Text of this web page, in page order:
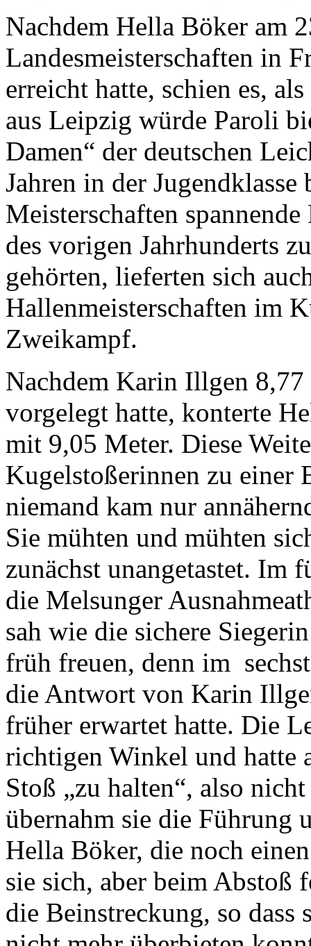
Nachdem Hella Böker am
Landesmeisterschaften in
erreicht hatte, schien es,
aus Leipzig würde Paroli
Damen“ der deutschen
Jahren in der
Meisterschaften
des vorigen Jahrhunderts
gehörten, lieferten sich
Hallenmeisterschaften im
Zweikampf.
Nachdem Karin Illgen
vorgelegt hatte, konterte
mit 9,05 Meter. Diese
Kugelstoßerinnen zu einer
niemand kam nur
Sie mühten und mühten
zunächst unangetastet. Im
die Melsunger
sah wie die sichere
früh freuen, denn im
die Antwort von Karin
früher erwartet hatte. Die
richtigen Winkel und hatte
Stoß „zu halten“, also
übernahm sie die Führung
Hella Böker, die noch
sie sich, aber beim Abstoß
die Beinstreckung, so